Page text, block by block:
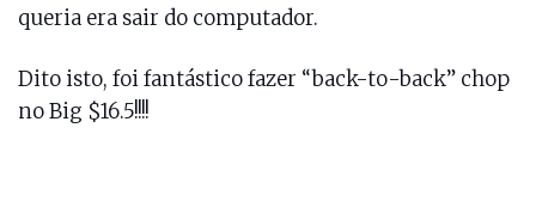
queria era sair do computador.
Dito isto, foi fantástico fazer “back-to-back” chop
no Big $16.5!!!!